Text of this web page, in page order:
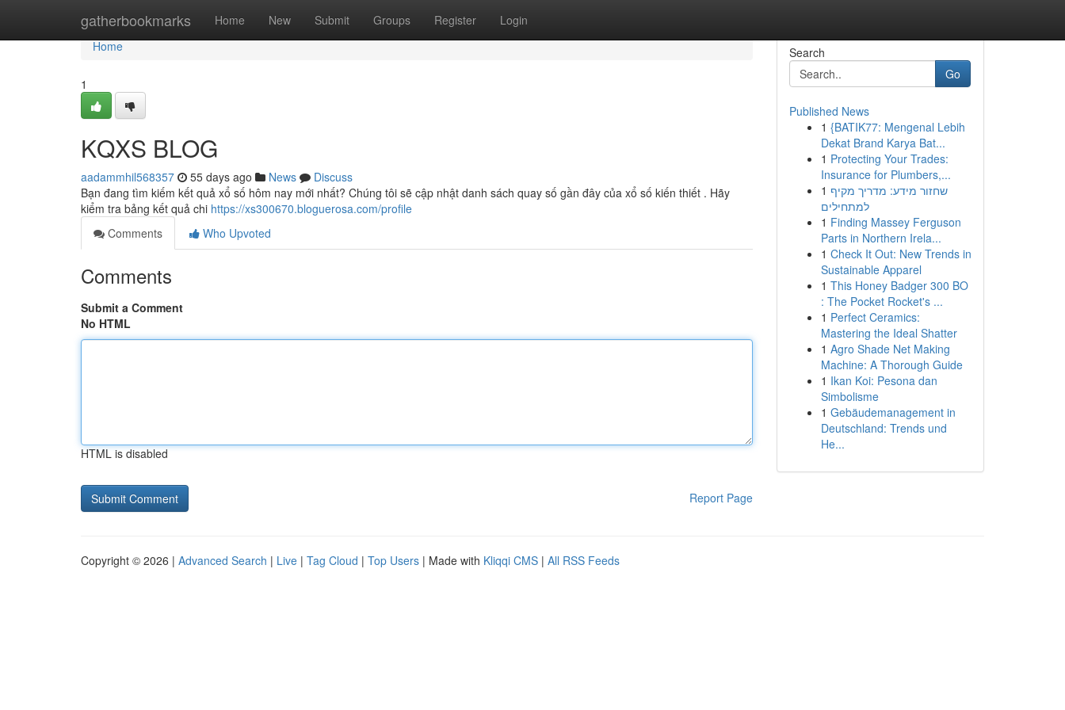
gatherbookmarks Home New Submit Groups Register Login
Home
Home
1
KQXS BLOG
aadammhil568357 55 days ago News
Discuss
Bạn đang tìm kiếm kết quả xổ số hôm nay mới nhất? Chúng tôi sẽ cập nhật danh sách quay số gần đây của xổ số kiến thiết . Hãy
kiểm tra bảng kết quả chi https://xs300670.bloguerosa.com/profile
Comments
Who Upvoted
Comments
Submit a Comment
No HTML
HTML is disabled
Report Page
Search
Go
Published News
1 {BATIK77: Mengenal Lebih
Dekat Brand Karya Bat...
1 Protecting Your Trades:
Insurance for Plumbers,...
1 שחזור מידע: מדריך מקיף
למתחילים
1 Finding Massey Ferguson
Parts in Northern Irela...
1 Check It Out: New Trends in
Sustainable Apparel
1 This Honey Badger 300 BO
: The Pocket Rocket's ...
1 Perfect Ceramics:
Mastering the Ideal Shatter
1 Agro Shade Net Making
Machine: A Thorough Guide
1 Ikan Koi: Pesona dan
Simbolisme
1 Gebäudemanagement in
Deutschland: Trends und
He...
Copyright © 2026 | Advanced Search | Live | Tag Cloud | Top Users | Made with Kliqqi CMS | All RSS Feeds